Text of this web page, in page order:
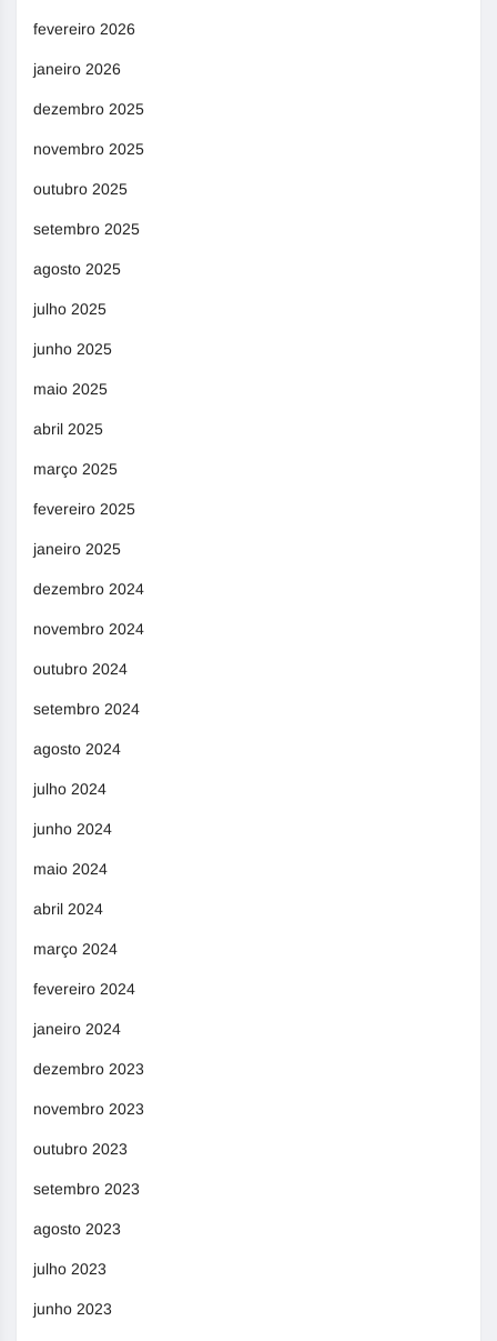
fevereiro 2026
janeiro 2026
dezembro 2025
novembro 2025
outubro 2025
setembro 2025
agosto 2025
julho 2025
junho 2025
maio 2025
abril 2025
março 2025
fevereiro 2025
janeiro 2025
dezembro 2024
novembro 2024
outubro 2024
setembro 2024
agosto 2024
julho 2024
junho 2024
maio 2024
abril 2024
março 2024
fevereiro 2024
janeiro 2024
dezembro 2023
novembro 2023
outubro 2023
setembro 2023
agosto 2023
julho 2023
junho 2023